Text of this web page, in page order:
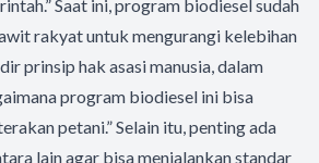
Saat ini, program biodiesel sudah
rakyat untuk mengurangi kelebihan
prinsip hak asasi manusia, dalam
program biodiesel ini bisa
petani.” Selain itu, penting ada
lain agar bisa menjalankan standar